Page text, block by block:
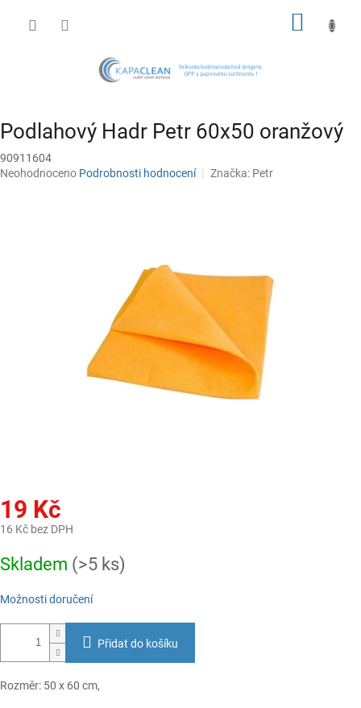
Podlahový Hadr Petr 60x50 oranžový
90911604
Průměrné
Neohodnoceno Podrobnosti hodnocení Značka: Petr
19 Kč
16 Kč bez DPH
cena:
Skladem (>5 ks)
Možnosti doručení
Přidat do košíku
Rozměr: 50 x 60 cm,